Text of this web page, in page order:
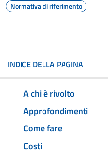
Normativa di riferimento
INDICE DELLA PAGINA
A chi è rivolto
Approfondimenti
Come fare
Costi